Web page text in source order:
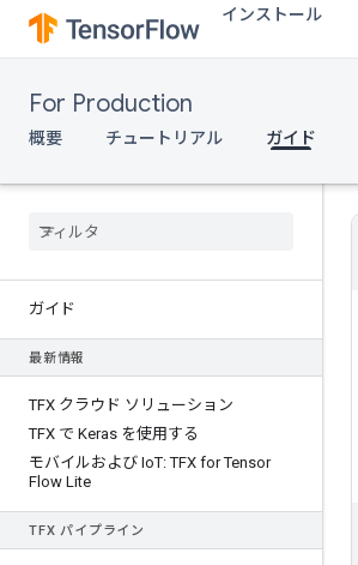
インストール
For Production
概要 チュートリアル ガイド
ガイド
最新情報
TFX クラウド ソリューション
TFX で Keras を使用する
モバイルおよび IoT: TFX for Tensor
Flow Lite
TFX パイプライン